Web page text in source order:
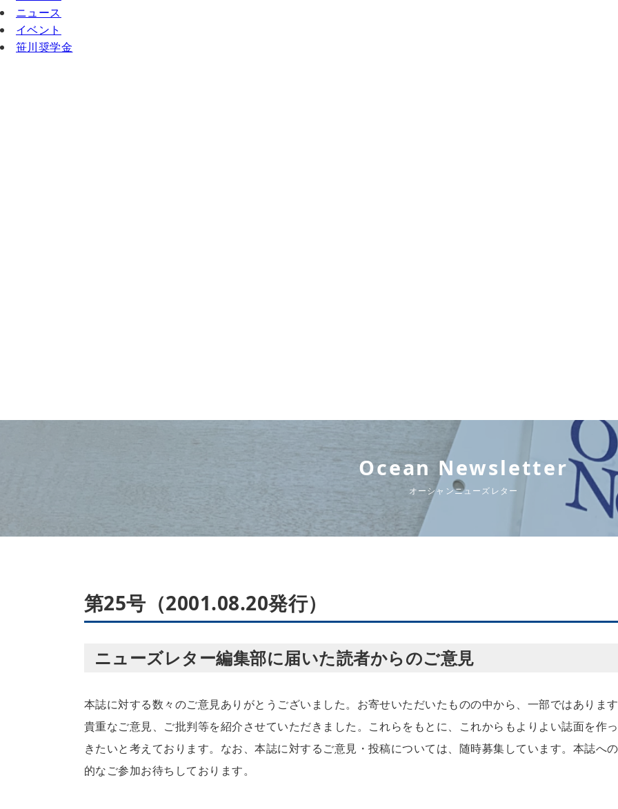
ニュース
イベント
笹川奨学金
Ocean Newsletter
オーシャンニューズレター
第25号（2001.08.20発行）
ニューズレター編集部に届いた読者からのご意見
本誌に対する数々のご意見ありがとうございました。お寄せいただいたものの中から、一部ではあります
貴重なご意見、ご批判等を紹介させていただきました。これらをもとに、これからもよりよい誌面を作
きたいと考えております。なお、本誌に対するご意見・投稿については、随時募集しています。本誌へ
的なご参加お待ちしております。